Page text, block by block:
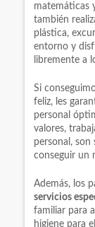
matemáticas
también
plástica,
entorno y
libremente a
Si
feliz, les
personal
valores,
personal, son
conseguir un
Además, los
servicios
familiar para
higiene para